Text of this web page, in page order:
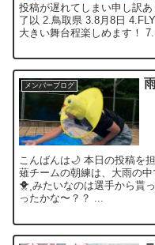
投稿が遅れてしまい申し訳
了以 2.鳥取県 3.8月8日
大きい舞台程楽しめます！ 7...
メンバーブログ
こんばんは🌙 本日の投稿を
薙チームの朝練は、大雨の
🐥⸒みたいなのは選手から貰
ったかな〜？？ ...